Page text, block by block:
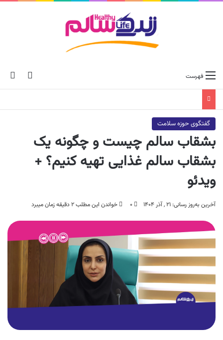
skin فهرست
گفتگوی حوزه سلامت
بشقاب سالم چیست و چگونه یک
بشقاب سالم غذایی تهیه کنیم؟ +
ویدئو
آخرین به‌روز رسانی: ۲۱ , آذر ۱۴۰۴ ۰ خواندن این مطلب ۲ دقیقه زمان میبرد